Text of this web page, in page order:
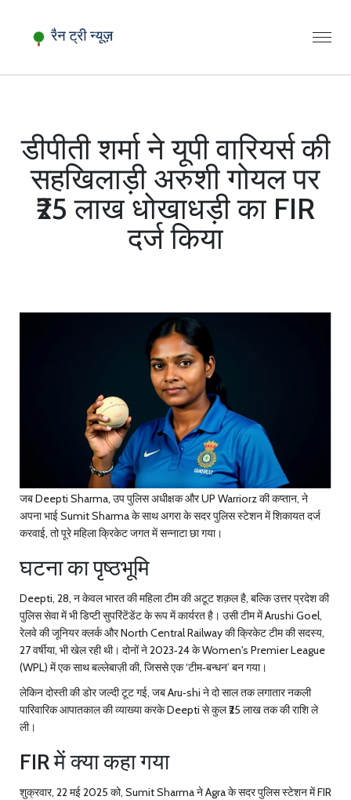
डीपीती शर्मा ने यूपी वारियर्स की
सहखिलाड़ी अरुशी गोयल पर
₹25 लाख धोखाधड़ी का FIR
दर्ज किया
जबDeepti Sharma, उप पुलिस अधीक्षकऔरUP Warriorzकी कप्तान, ने
अपना भाईSumit Sharmaके साथ अगरा के सदर पुलिस स्टेशन में शिकायत दर्ज
करवाई, तो पूरे महिला क्रिकेट जगत में सन्नाटा छा गया।
घटना का पृष्ठभूमि
Deepti, 28, न केवल भारत की महिला टीम की अटूट शक़ल है, बल्कि उत्तर प्रदेश की
पुलिस सेवा में भी डिप्टी सुपरिंटेंडेंट के रूप में कार्यरत है। उसी टीम मेंArushi Goel,
रेलवे की जूनियर क्लर्कऔरNorth Central Railwayकी क्रिकेट टीम की सदस्य,
27 वर्षीया, भी खेल रही थी। दोनों ने 2023‑24 के Women's Premier League
(WPL) में एक साथ बल्लेबाज़ी की, जिससे एक ‘टीम‑बन्धन’ बन गया।
लेकिन दोस्ती की डोर जल्दी टूट गई, जब Aru‑shi ने दो साल तक लगातार नकली
पारिवारिक आपातकाल की व्याख्या करके Deepti से कुल ₹25 लाख तक की राशि ले
ली।
FIR में क्या कहा गया
शुक्रवार, 22 मई 2025 को, Sumit Sharma नेAgraके सदर पुलिस स्टेशन में FIR